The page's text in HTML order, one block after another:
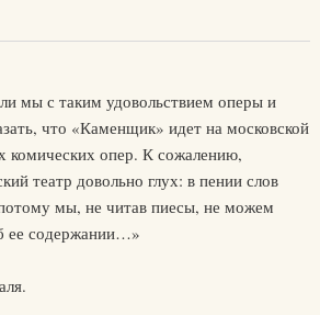
мы с таким удовольствием оперы и
что «Каменщик» идет на московской
комических опер. К сожалению,
театр довольно глух: в пении слов
мы, не читав пиесы, не можем
ее содержании…»